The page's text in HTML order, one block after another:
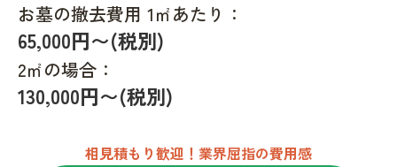
お墓の撤去費用 1㎡あたり：
65,000円〜(税別)
2㎡の場合：
130,000円〜(税別)
相見積もり歓迎！業界屈指の費用感